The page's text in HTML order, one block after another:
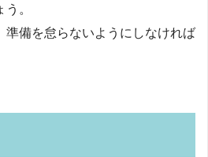
。
準備を怠らないようにしなければ